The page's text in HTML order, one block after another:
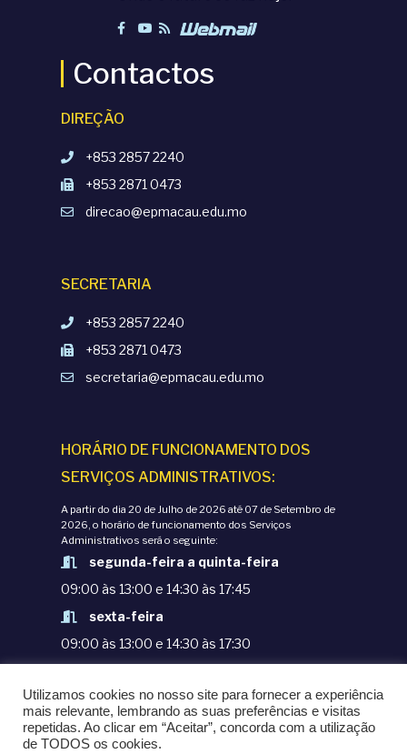
Contactos
DIREÇÃO
+853 2857 2240
+853 2871 0473
direcao@epmacau.edu.mo
SECRETARIA
+853 2857 2240
+853 2871 0473
secretaria@epmacau.edu.mo
HORÁRIO DE FUNCIONAMENTO DOS
SERVIÇOS ADMINISTRATIVOS:
A partir do dia 20 de Julho de 2026 até 07 de Setembro de
2026, o horário de funcionamento dos Serviços
Administrativos será o seguinte:
segunda-feira a quinta-feira
09:00 às 13:00 e 14:30 às 17:45
sexta-feira
09:00 às 13:00 e 14:30 às 17:30
POLÍTICAS DE PRIVACIDADE
© COPYRIGHT 1998-2020. EPM - ESCOLA
PORTUGUESA DE MACAU
Utilizamos cookies no nosso site para fornecer a experiência
mais relevante, lembrando as suas preferências e visitas
repetidas. Ao clicar em “Aceitar”, concorda com a utilização
de TODOS os cookies.